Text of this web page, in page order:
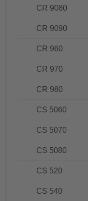
CR 9080
CR 9090
CR 960
CR 970
CR 980
CS 5060
CS 5070
CS 5080
CS 520
CS 540